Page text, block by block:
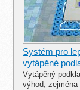
Systém pro
vytápěné
Vytápěný
výhod,